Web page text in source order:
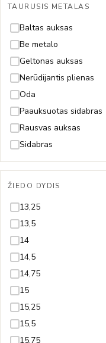
Drakonas
Drugelis
Fėja
Gėlytė
Gyvatė
Gyvybės medis
Inicialas/Raidė
Kačiukas
Karūna
Karys
Kelionės
Keltų mazgas
Kriauklytė
Kryželis
Lapelis
Laumžirgis
Lietuva
Liūtas
TAURUSIS METALAS
Baltas auksas
Be metalo
Geltonas auksas
Nerūdijantis plienas
Oda
Paauksuotas sidabras
Rausvas auksas
Sidabras
ŽIEDO DYDIS
13,25
13,5
14
14,5
14,75
15
15,25
15,5
15,75